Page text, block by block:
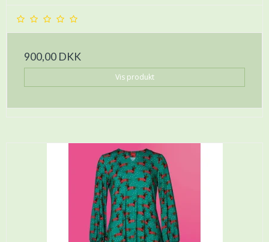
900,00 DKK
Vis produkt